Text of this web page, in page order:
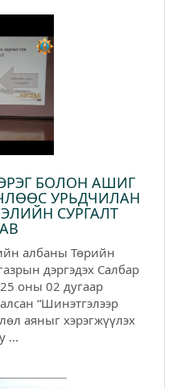
БОЛОН АШИГ
УРЬДЧИЛАН
СУРГАЛТ
албаны Төрийн
дэргэдэх Салбар
оны 02 дугаар
“Шинэтгэлээр
аяныг хэрэгжүүлэх
...